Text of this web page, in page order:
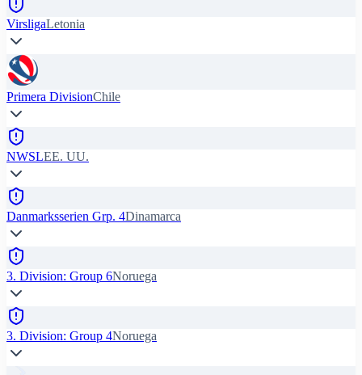
VirsligaLetonia
Primera DivisionChile
NWSLEE. UU.
Danmarksserien Grp. 4Dinamarca
3. Division: Group 6Noruega
3. Division: Group 4Noruega